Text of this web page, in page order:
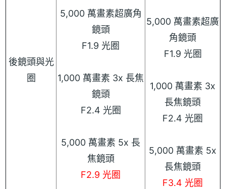
後鏡頭與光
圈
5,000 萬畫素超廣角
鏡頭
F1.9 光圈
1,000 萬畫素 3x 長焦
鏡頭
F2.4 光圈
5,000 萬畫素 5x 長
焦鏡頭
F2.9 光圈
5,000 萬畫素超廣
角鏡頭
F1.9 光圈
1,000 萬畫素 3x
長焦鏡頭
F2.4 光圈
5,000 萬畫素 5x
長焦鏡頭
F3.4 光圈